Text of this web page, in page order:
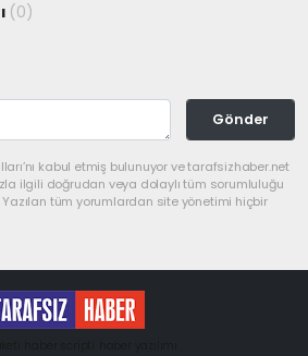
(0)
Gönder
kabul etmiş bulunuyor ve tarafsizhaber.net
ilgili doğrudan veya dolaylı tüm sorumluluğu
Yazılan tüm yorumlardan site yönetimi hiçbir